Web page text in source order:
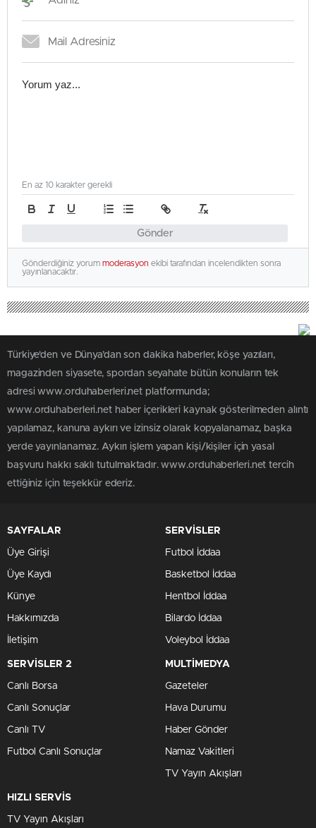
Gönder
En az 10 karakter gerekli
Gönderdiğiniz yorum moderasyon ekibi tarafından incelendikten sonra
yayınlanacaktır.
Türkiye'den ve Dünya’dan son dakika haberler, köşe yazıları,
magazinden siyasete, spordan seyahate bütün konuların tek
adresi www.orduhaberleri.net platformunda;
www.orduhaberleri.net haber içerikleri kaynak gösterilmeden alıntı
yapılamaz, kanuna aykırı ve izinsiz olarak kopyalanamaz, başka
yerde yayınlanamaz. Aykırı işlem yapan kişi/kişiler için yasal
başvuru hakkı saklı tutulmaktadır. www.orduhaberleri.net tercih
ettiğiniz için teşekkür ederiz.
SAYFALAR
Üye Girişi
Üye Kaydı
Künye
Hakkımızda
İletişim
SERVİSLER
Futbol İddaa
Basketbol İddaa
Hentbol İddaa
Bilardo İddaa
Voleybol İddaa
SERVİSLER 2
Canlı Borsa
Canlı Sonuçlar
Canlı TV
Futbol Canlı Sonuçlar
MULTİMEDYA
Gazeteler
Hava Durumu
Haber Gönder
Namaz Vakitleri
TV Yayın Akışları
HIZLI SERVİS
TV Yayın Akışları